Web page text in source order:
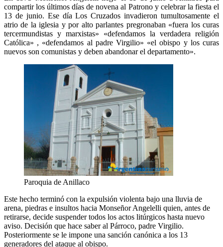
compartir los últimos días de novena al Patrono y celebrar la fiesta el
13 de junio. Ese día Los Cruzados invadieron tumultosamente el
atrio de la iglesia y por alto parlantes pregronaban «fuera los curas
tercermundistas y marxistas» «defendamos la verdadera religión
Católica» , «defendamos al padre Virgilio» «el obispo y los curas
nuevos son comunistas y deben abandonar el departamento».
Paroquia de Anillaco
Este hecho terminó con la expulsión violenta bajo una lluvia de
arena, piedras e insultos hacia Monseñor Angelelli quien, antes de
retirarse, decide suspender todos los actos litúrgicos hasta nuevo
aviso. Decisión que hace saber al Párroco, padre Virgilio.
Posteriormente se le impone una sanción canónica a los 13
generadores del ataque al obispo.